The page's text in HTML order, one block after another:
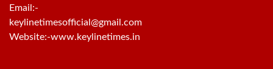
Email:-
keylinetimesofficial@gmail.com
Website:-www.keylinetimes.in